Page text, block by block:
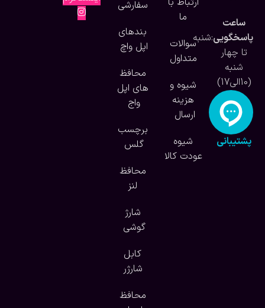
ساعت
پاسخگویی:شنبه
تا چهار
شنبه
(10الی17)
پشتیبانی
ما
سوالات
متداول
شیوه و
هزینه
ارسال
شیوه
عودت کالا
سفارشی
بندهای
اپل واچ
محافظ
های اپل
واج
برچسب
گلس
محافظ
لنز
شارژ
گوشی
کابل
شارژر
محافظ